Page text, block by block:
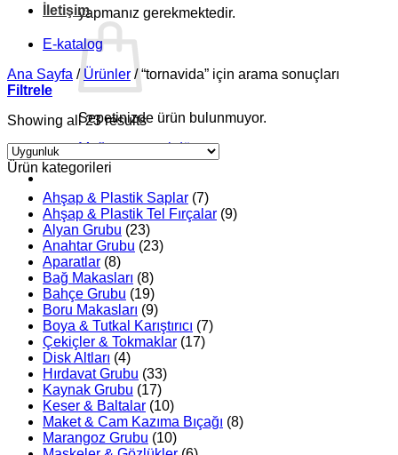
yapmanız gerekmektedir.
Sepetinizde ürün bulunmuyor.
Mağazaya geri dön
İletişim
E-katalog
Ana Sayfa / Ürünler /“tornavida” için arama sonuçları
Filtrele
Showing all 23 results
Ürün kategorileri
Ahşap & Plastik Saplar (7)
Ahşap & Plastik Tel Fırçalar (9)
Alyan Grubu (23)
Anahtar Grubu (23)
Aparatlar (8)
Bağ Makasları (8)
Bahçe Grubu (19)
Boru Makasları (9)
Boya & Tutkal Karıştırıcı (7)
Çekiçler & Tokmaklar (17)
Disk Altları (4)
Hırdavat Grubu (33)
Kaynak Grubu (17)
Keser & Baltalar (10)
Maket & Cam Kazıma Bıçağı (8)
Marangoz Grubu (10)